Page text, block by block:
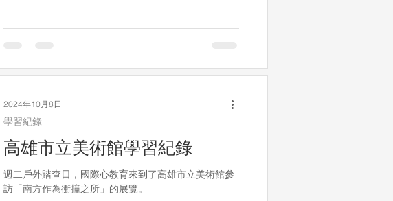
高雄市立美術館學習紀錄
週二戶外踏查日，國際心教育來到了高雄市立美術館參
訪「南方作為衝撞之所」的展覽。
學習紀錄
2024年10月8日